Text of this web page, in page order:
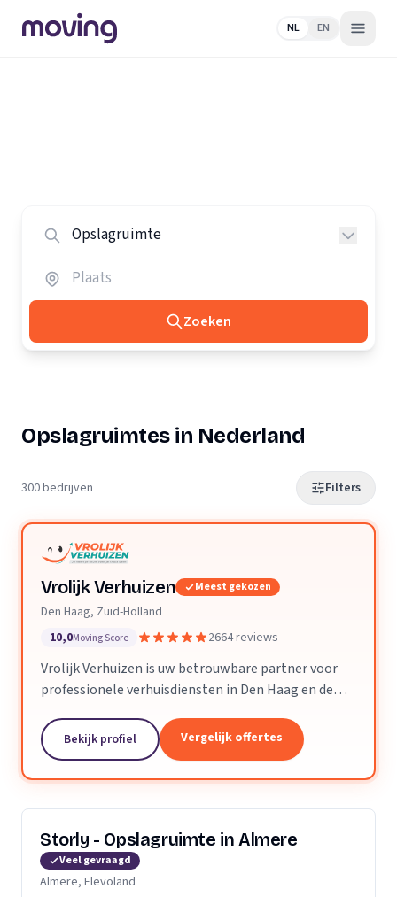
NL EN
Zoeken
Opslagruimtes in Nederland
300 bedrijven Filters
Vrolijk Verhuizen Meest gekozen
Den Haag, Zuid-Holland
10,0Moving Score 2664 reviews
Vrolijk Verhuizen is uw betrouwbare partner voor
professionele verhuisdiensten in Den Haag en de
ervaring en een toegewijd team zorgen wij ervoor
dat uw verhuizing soepel en zorgeloos verloopt.
Bekijk profiel Vergelijk offertes
Storly - Opslagruimte in Almere
Veel gevraagd
Almere, Flevoland